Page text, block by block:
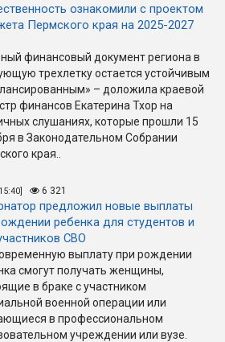
ознакомили с проектом
Пермского края на 2025-2027
финансовый документ региона в
трехлетку остается устойчивым
– доложила краевой
финансов Екатерина Тхор на
слушаниях, которые прошли 15
в Законодательном Собрании
края..
6 321
предложил новые выплаты
ребенка для студентов и
СВО
выплату при рождении
смогут получать женщины,
в браке с участником
военной операции или
в профессиональном
учреждении или вузе.